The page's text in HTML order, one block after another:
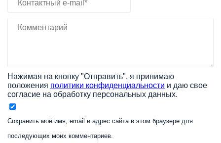
Нажимая на кнопку "Отправить", я принимаю
положения политики конфиденциальности и даю свое
согласие на обработку персональных данных.
Сохранить моё имя, email и адрес сайта в этом браузере для
последующих моих комментариев.